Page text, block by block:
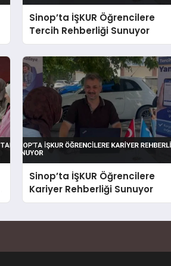
Sinop’ta İŞKUR Öğrencilere
Tercih Rehberliği Sunuyor
Sinop’ta İŞKUR Öğrencilere
Kariyer Rehberliği Sunuyor